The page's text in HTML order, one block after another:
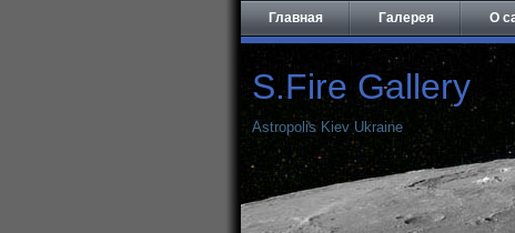
Главная Галерея О
S.Fire Gallery
Astropolis Kiev Ukraine